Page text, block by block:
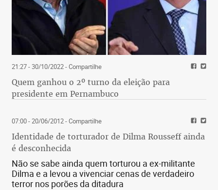
21:27 - 30/10/2022- Compartilhe
Quem ganhou o 2º turno da eleição para
presidente em Pernambuco
07:00 - 20/06/2012- Compartilhe
Identidade de torturador de Dilma Rousseff ainda
é desconhecida
Não se sabe ainda quem torturou a ex-militante
Dilma e a levou a vivenciar cenas de verdadeiro
terror nos porões da ditadura